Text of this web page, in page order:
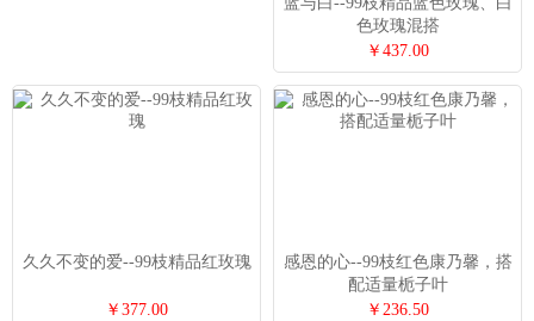
色玫瑰混搭
￥437.00
久久不变的爱--99枝精品红玫瑰
￥377.00
感恩的心--99枝红色康乃馨，搭
配适量栀子叶
￥236.50